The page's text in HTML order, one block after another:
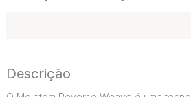
Descrição